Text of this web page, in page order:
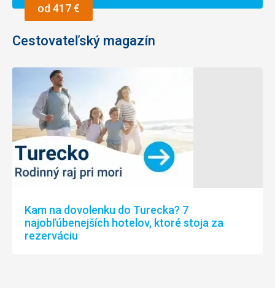
od 417 €
Cestovateľský magazín
Kam na dovolenku do Turecka? 7
najobľúbenejších hotelov, ktoré stoja za
rezerváciu